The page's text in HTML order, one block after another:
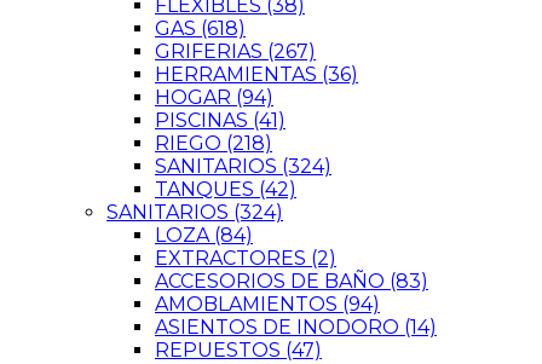
FLEXIBLES (38)
GAS (618)
GRIFERIAS (267)
HERRAMIENTAS (36)
HOGAR (94)
PISCINAS (41)
RIEGO (218)
SANITARIOS (324)
TANQUES (42)
SANITARIOS (324)
LOZA (84)
EXTRACTORES (2)
ACCESORIOS DE BAÑO (83)
AMOBLAMIENTOS (94)
ASIENTOS DE INODORO (14)
REPUESTOS (47)